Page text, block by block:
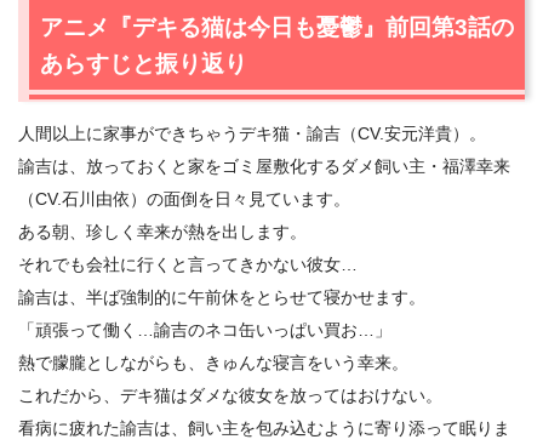
【ネタバレあり】アニメ『デキる猫は今日も憂鬱』第4
話あらすじと感想
2.1 赤飯級の大事な約束を忘れちゃうズボラ女子！
ロ並だった件！
2.3彼女はチョロい！？部長が水族館デートに誘った理由
が判明！
2.4 デキる巨大猫が、電車に乗って水族館に来た！
2.5ガチ猫さんはゴマフ推しw子供苦手部長が、姪のために
難問クイズに挑む！
2.6主婦猫・諭吉が一晩お休みしたら…大参事に！
3.アニメ『デキる猫は今日も憂鬱』の次回に期待するもの
アニメ『デキる猫は今日も憂鬱』前回第3話の
あらすじと振り返り
人間以上に家事ができちゃうデキ猫・諭吉（CV.安元洋貴）。
諭吉は、放っておくと家をゴミ屋敷化するダメ飼い主・福澤幸来
（CV.石川由依）の面倒を日々見ています。
ある朝、珍しく幸来が熱を出します。
それでも会社に行くと言ってきかない彼女…
諭吉は、半ば強制的に午前休をとらせて寝かせます。
「頑張って働く…諭吉のネコ缶いっぱい買お…」
熱で朦朧としながらも、きゅんな寝言をいう幸来。
これだから、デキ猫はダメな彼女を放ってはおけない。
看病に疲れた諭吉は、飼い主を包み込むように寄り添って眠りま